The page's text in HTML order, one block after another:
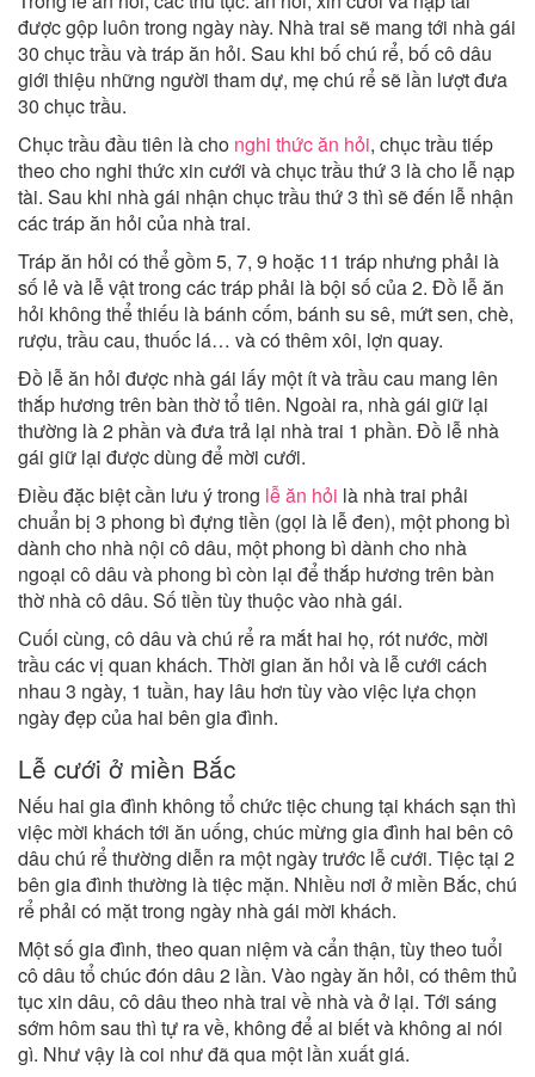
được gộp luôn trong ngày này. Nhà trai sẽ mang tới nhà gái
30 chục trầu và tráp ăn hỏi. Sau khi bố chú rể, bố cô dâu
giới thiệu những người tham dự, mẹ chú rể sẽ lần lượt đưa
30 chục trầu.
Chục trầu đầu tiên là cho nghi thức ăn hỏi, chục trầu tiếp
theo cho nghi thức xin cưới và chục trầu thứ 3 là cho lễ nạp
tài. Sau khi nhà gái nhận chục trầu thứ 3 thì sẽ đến lễ nhận
các tráp ăn hỏi của nhà trai.
Tráp ăn hỏi có thể gồm 5, 7, 9 hoặc 11 tráp nhưng phải là
số lẻ và lễ vật trong các tráp phải là bội số của 2. Đồ lễ ăn
hỏi không thể thiếu là bánh cốm, bánh su sê, mứt sen, chè,
rượu, trầu cau, thuốc lá… và có thêm xôi, lợn quay.
Đồ lễ ăn hỏi được nhà gái lấy một ít và trầu cau mang lên
thắp hương trên bàn thờ tổ tiên. Ngoài ra, nhà gái giữ lại
thường là 2 phần và đưa trả lại nhà trai 1 phần. Đồ lễ nhà
gái giữ lại được dùng để mời cưới.
Điều đặc biệt cần lưu ý trong lễ ăn hỏi là nhà trai phải
chuẩn bị 3 phong bì đựng tiền (gọi là lễ đen), một phong bì
dành cho nhà nội cô dâu, một phong bì dành cho nhà
ngoại cô dâu và phong bì còn lại để thắp hương trên bàn
thờ nhà cô dâu. Số tiền tùy thuộc vào nhà gái.
Cuối cùng, cô dâu và chú rể ra mắt hai họ, rót nước, mời
trầu các vị quan khách. Thời gian ăn hỏi và lễ cưới cách
nhau 3 ngày, 1 tuần, hay lâu hơn tùy vào việc lựa chọn
ngày đẹp của hai bên gia đình.
Lễ cưới ở miền Bắc
Nếu hai gia đình không tổ chức tiệc chung tại khách sạn thì
việc mời khách tới ăn uống, chúc mừng gia đình hai bên cô
dâu chú rể thường diễn ra một ngày trước lễ cưới. Tiệc tại 2
bên gia đình thường là tiệc mặn. Nhiều nơi ở miền Bắc, chú
rể phải có mặt trong ngày nhà gái mời khách.
Một số gia đình, theo quan niệm và cẩn thận, tùy theo tuổi
cô dâu tổ chúc đón dâu 2 lần. Vào ngày ăn hỏi, có thêm thủ
tục xin dâu, cô dâu theo nhà trai về nhà và ở lại. Tới sáng
sớm hôm sau thì tự ra về, không để ai biết và không ai nói
gì. Như vậy là coi như đã qua một lần xuất giá.